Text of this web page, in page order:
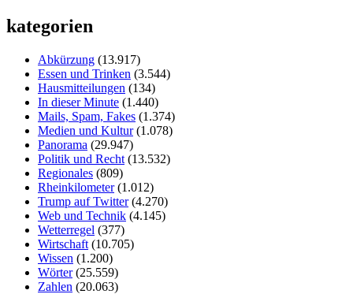
kategorien
Abkürzung (13.917)
Essen und Trinken (3.544)
Hausmitteilungen (134)
In dieser Minute (1.440)
Mails, Spam, Fakes (1.374)
Medien und Kultur(1.078)
Panorama (29.947)
Politik und Recht (13.532)
Regionales (809)
Rheinkilometer(1.012)
Trump auf Twitter(4.270)
Web und Technik (4.145)
Wetterregel (377)
Wirtschaft (10.705)
Wissen (1.200)
Wörter(25.559)
Zahlen (20.063)